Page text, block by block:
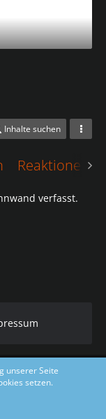
Inhalte suchen
Reaktionen
verfasst.
Gino Zantarelli 2019-
5.5.23
unserer Seite
setzen.